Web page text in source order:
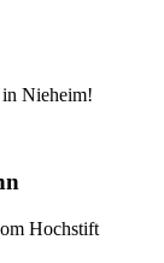
in Nieheim!
Hochstift